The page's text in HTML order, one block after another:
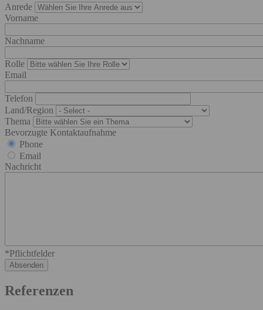
Anrede
Vorname
Nachname
Rolle
Email
Telefon
Land/Region
Thema
Bevorzugte Kontaktaufnahme
Phone
Email
Nachricht
*Pflichtfelder
Referenzen